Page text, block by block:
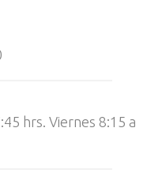
hrs. Viernes 8:15 a